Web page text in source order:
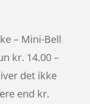
– Mini-Bell
kr. 14.00 –
det ikke
end kr.